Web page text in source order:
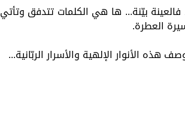
فالعينة بيّنة... ها هي الكلمات تتدفق وتأتي
العطرة.
الأنوار الإلهية والأسرار الربّانية...